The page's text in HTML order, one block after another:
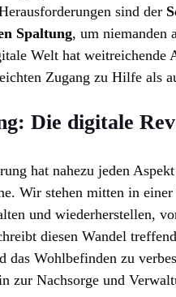
sind der
Spaltung, um niemanden
Welt hat weitreichende
Zugang zu Hilfe als
Die digitale
hat nahezu jeden
Wir stehen mitten in
und wiederherstellen,
diesen Wandel
das Wohlbefinden zu
zur Nachsorge und